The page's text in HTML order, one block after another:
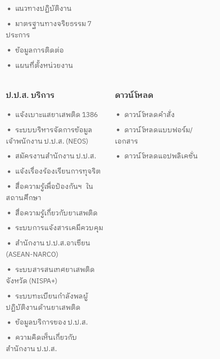
แนวทางปฏิบัติงาน
มาตรฐานทางจริยธรรม 7
ประการ
ข้อมูลการติดต่อ
แผนที่ตั้งหน่วยงาน
ป.ป.ส. บริการ
แจ้งเบาะแสยาเสพติด 1386
ระบบบริหารจัดการข้อมูล
เจ้าพนักงาน ป.ป.ส. (NEOS)
สมัครงานสำนักงาน ป.ป.ส.
แจ้งเรื่องร้องเรียนการทุจริต
สื่อความรู้เพื่อป้องกันฯ ใน
สถานศึกษา
สื่อความรู้เกี่ยวกับยาเสพติด
ระบบการแจ้งสารเคมีควบคุม
สำนักงาน ป.ป.ส.อาเซียน
(ASEAN-NARCO)
ระบบสารสนเทศยาเสพติด
จังหวัด (NISPA+)
ระบบทะเบียนกำลังพลผู้
ปฏิบัติงานด้านยาเสพติด
ข้อมูลบริการของ ป.ป.ส.
ความคิดเห็นเกี่ยวกับ
สำนักงาน ป.ป.ส.
ดาวน์โหลด
ดาวน์โหลดคำสั่ง
ดาวน์โหลดแบบฟอร์ม/
เอกสาร
ดาวน์โหลดแอปพลิเคชั่น